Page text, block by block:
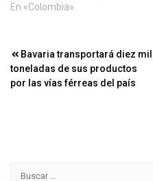
En «Colombia»
Navegación
de
Bavaria transportará diez mil
toneladas de sus productos
por las vías férreas del país